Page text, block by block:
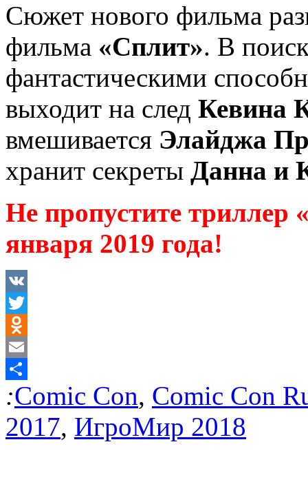
Сюжет нового фильма
фильма «Сплит». В
фантастическими
выходит на след Кевина
вмешивается Элайджа
хранит секреты Данна и
Не пропустите триллер
января 2019 года!
VK
Twitter
Odnoklassniki
Email
Отправить
:Comic Con, Comic Con
2017, ИгроМир 2018